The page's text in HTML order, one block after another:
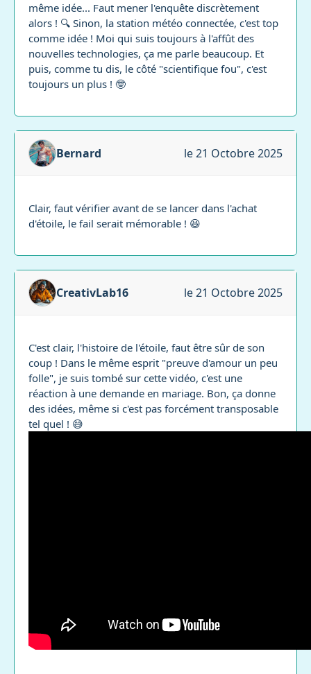
même idée... Faut mener l'enquête discrètement
alors ! 🔍 Sinon, la station météo connectée, c'est top
comme idée ! Moi qui suis toujours à l'affût des
nouvelles technologies, ça me parle beaucoup. Et
puis, comme tu dis, le côté "scientifique fou", c'est
toujours un plus ! 🤓
Bernard le 21 Octobre 2025
Clair, faut vérifier avant de se lancer dans l'achat
d'étoile, le fail serait mémorable ! 😆
CreativLab16 le 21 Octobre 2025
C'est clair, l'histoire de l'étoile, faut être sûr de son
coup ! Dans le même esprit "preuve d'amour un peu
folle", je suis tombé sur cette vidéo, c'est une
réaction à une demande en mariage. Bon, ça donne
des idées, même si c'est pas forcément transposable
tel quel ! 😅